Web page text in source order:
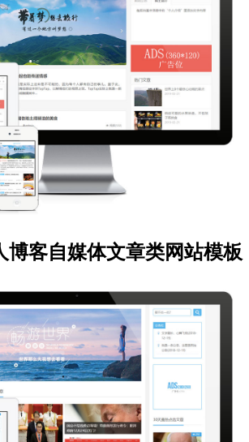
博客自媒体文章类网站模板